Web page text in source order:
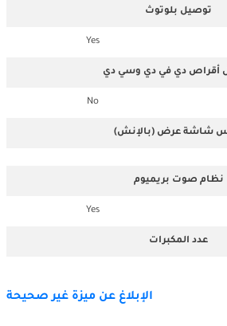
توصيل بلوتوث
Yes
أقراص دي في دي وسي دي
No
شاشة عرض (بالإنش)
نظام صوت بريميوم
Yes
عدد المكبرات
الإبلاغ عن ميزة غير صحيحة